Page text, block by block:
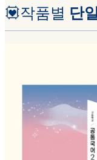
💟작품별 단